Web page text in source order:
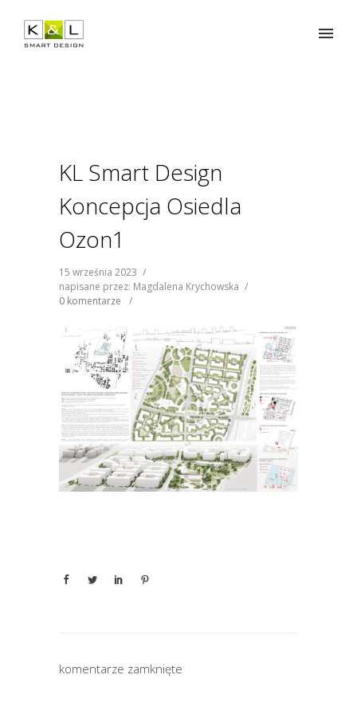
KL Smart Design
Koncepcja Osiedla
Ozon1
15 września 2023 /
napisane przez: Magdalena Krychowska /
0 komentarze
/
komentarze zamknięte